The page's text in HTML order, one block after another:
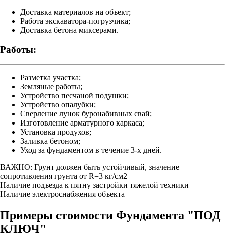
Доставка материалов на объект;
Работа экскаватора-погрузчика;
Доставка бетона миксерами.
Работы:
Разметка участка;
Земляные работы;
Устройство песчаной подушки;
Устройство опалубки;
Сверление лунок буронабивных свай;
Изготовление арматурного каркаса;
Установка продухов;
Заливка бетоном;
Уход за фундаментом в течение 3-х дней.
ВАЖНО: Грунт должен быть устойчивый, значение
сопротивления грунта от R=3 кг/см2
Наличие подъезда к пятну застройки тяжелой техники
Наличие электроснабжения объекта
Примеры стоимости Фундамента "ПОД
КЛЮЧ"